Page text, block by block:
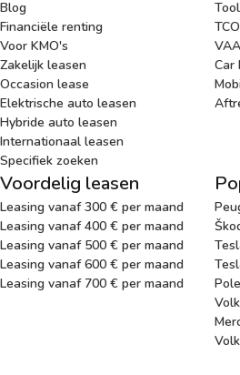
Blog
Financiële renting
Voor KMO's
Zakelijk leasen
Occasion lease
Elektrische auto leasen
Hybride auto leasen
Internationaal leasen
Specifiek zoeken
Car
Voordelig leasen
Leasing vanaf 300 € per maand
Leasing vanaf 400 € per maand
Leasing vanaf 500 € per maand
Leasing vanaf 600 € per maand
Leasing vanaf 700 € per maand